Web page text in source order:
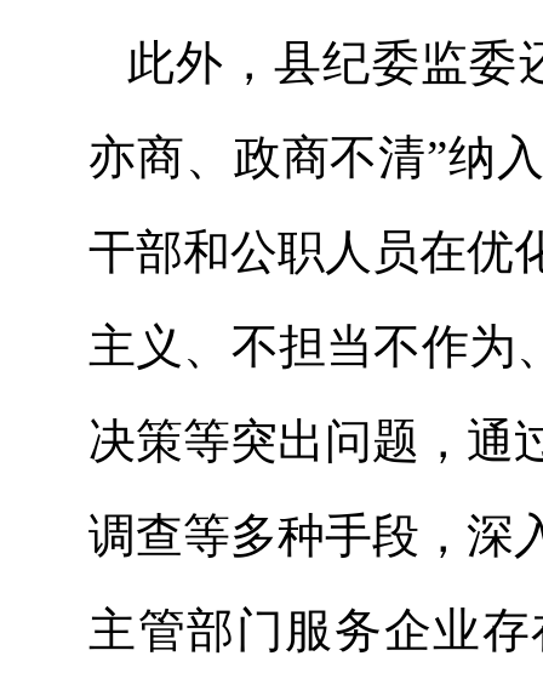
此外，县纪委监委
亦商、政商不清”纳
干部和公职人员在优
主义、不担当不作为
决策等突出问题，通
调查等多种手段，深
主管部门服务企业